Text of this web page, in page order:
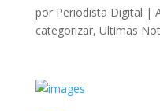
por Periodista Digital |
categorizar, Ultimas